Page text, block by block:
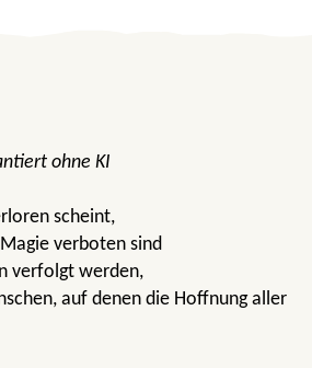
ohne KI
scheint,
verboten sind
verfolgt werden,
auf denen die Hoffnung aller